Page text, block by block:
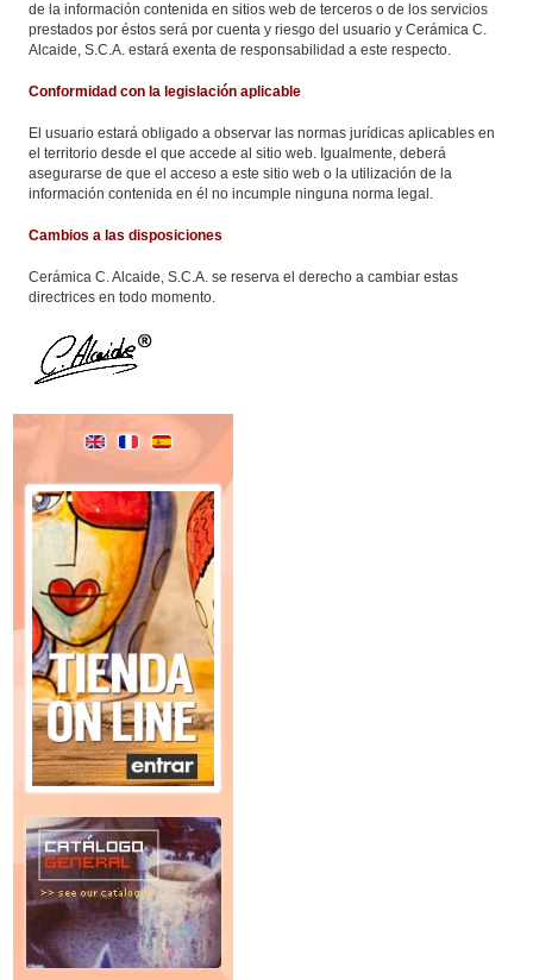
de la información contenida en sitios web de terceros o de los servicios
prestados por éstos será por cuenta y riesgo del usuario y Cerámica C.
Alcaide, S.C.A. estará exenta de responsabilidad a este respecto.
Conformidad con la legislación aplicable
El usuario estará obligado a observar las normas jurídicas aplicables en
el territorio desde el que accede al sitio web. Igualmente, deberá
asegurarse de que el acceso a este sitio web o la utilización de la
información contenida en él no incumple ninguna norma legal.
Cambios a las disposiciones
Cerámica C. Alcaide, S.C.A. se reserva el derecho a cambiar estas
directrices en todo momento.